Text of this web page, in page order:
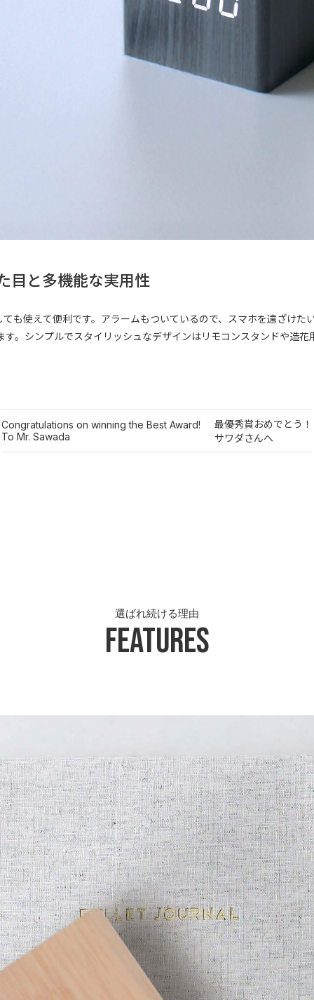
目と多機能な実用性
も使えて便利です。アラームもついているので、スマホを遠ざけ
。シンプルでスタイリッシュなデザインはリモコンスタンドや造
Congratulations on winning the Best Award!
To Mr. Sawada
最優秀賞おめでとう！
サワダさんへ
Features
選ばれ続ける理由